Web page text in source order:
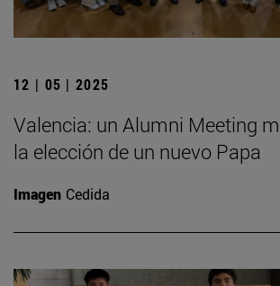
12 | 05 | 2025
Valencia: un Alumni Meeting
la elección de un nuevo Papa
Imagen Cedida